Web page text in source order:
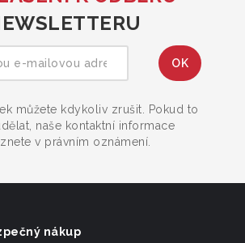
můžete kdykoliv zrušit. Pokud to
naše kontaktní informace
v právním oznámení.
nákup